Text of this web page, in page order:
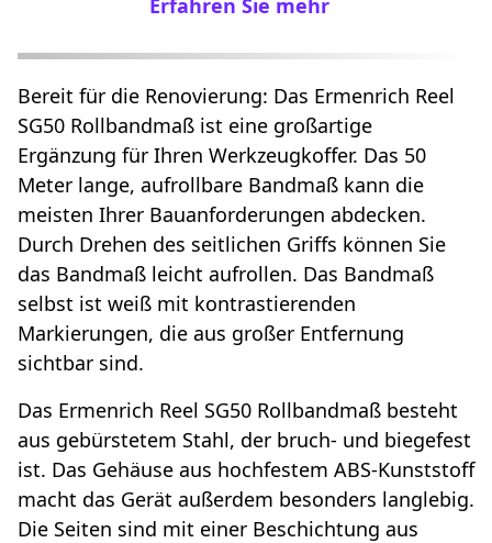
Bereit für die Renovierung: Das Ermenrich Reel
SG50 Rollbandmaß ist eine großartige
Ergänzung für Ihren Werkzeugkoffer. Das 50
Meter lange, aufrollbare Bandmaß kann die
meisten Ihrer Bauanforderungen abdecken.
Durch Drehen des seitlichen Griffs können Sie
das Bandmaß leicht aufrollen. Das Bandmaß
selbst ist weiß mit kontrastierenden
Markierungen, die aus großer Entfernung
sichtbar sind.
Das Ermenrich Reel SG50 Rollbandmaß besteht
aus gebürstetem Stahl, der bruch- und biegefest
ist. Das Gehäuse aus hochfestem ABS-Kunststoff
macht das Gerät außerdem besonders langlebig.
Die Seiten sind mit einer Beschichtung aus